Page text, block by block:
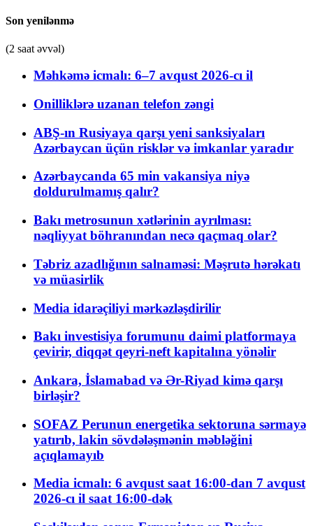
Son yenilənmə
(2 saat əvvəl)
Məhkəmə icmalı: 6–7 avqust 2026-cı il
Onilliklərə uzanan telefon zəngi
ABŞ-ın Rusiyaya qarşı yeni sanksiyaları
Azərbaycan üçün risklər və imkanlar yaradır
Azərbaycanda 65 min vakansiya niyə
doldurulmamış qalır?
Bakı metrosunun xətlərinin ayrılması:
nəqliyyat böhranından necə qaçmaq olar?
Təbriz azadlığının salnaməsi: Məşrutə hərəkatı
və müasirlik
Media idarəçiliyi mərkəzləşdirilir
Bakı investisiya forumunu daimi platformaya
çevirir, diqqət qeyri-neft kapitalına yönəlir
Ankara, İslamabad və Ər-Riyad kimə qarşı
birləşir?
SOFAZ Perunun energetika sektoruna sərmayə
yatırıb, lakin sövdələşmənin məbləğini
açıqlamayıb
Media icmalı: 6 avqust saat 16:00-dan 7 avqust
2026-cı il saat 16:00-dək